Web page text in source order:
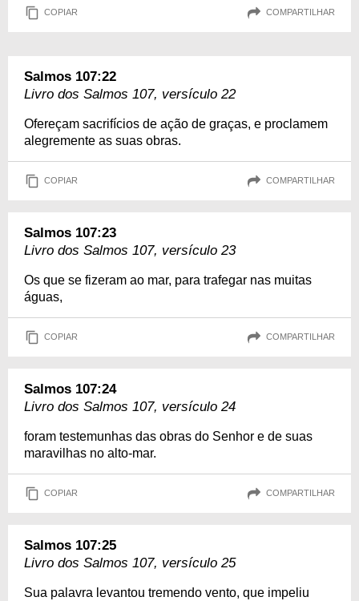
COPIAR COMPARTILHAR
Salmos 107:22
Livro dos Salmos 107, versículo 22
Ofereçam sacrifícios de ação de graças, e proclamem
alegremente as suas obras.
COPIAR COMPARTILHAR
Salmos 107:23
Livro dos Salmos 107, versículo 23
Os que se fizeram ao mar, para trafegar nas muitas
águas,
COPIAR COMPARTILHAR
Salmos 107:24
Livro dos Salmos 107, versículo 24
foram testemunhas das obras do Senhor e de suas
maravilhas no alto-mar.
COPIAR COMPARTILHAR
Salmos 107:25
Livro dos Salmos 107, versículo 25
Sua palavra levantou tremendo vento, que impeliu